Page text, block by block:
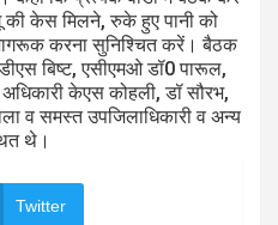
की केस मिलने, रुके हुए पानी को
करना सुनिश्चित करें। बैठक
बिष्ट, एसीएमओ डॉ0 पारूल,
केएस कोहली, डॉ सौरभ,
व समस्त उपजिलाधिकारी व अन्य
थे।
Twitter